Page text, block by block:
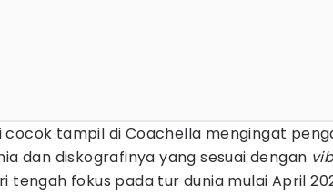
cocok tampil di Coachella mengingat
dan diskografinya yang sesuai dengan
tengah fokus pada tur dunia mulai April